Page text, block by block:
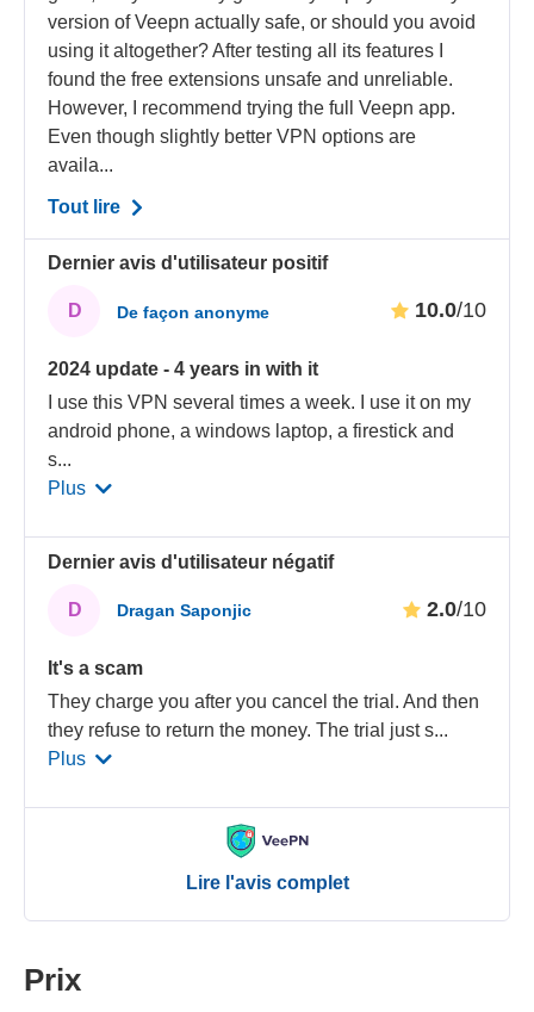
version of Veepn actually safe, or should you avoid
using it altogether? After testing all its features I
found the free extensions unsafe and unreliable.
However, I recommend trying the full Veepn app.
Even though slightly better VPN options are
availa...
Tout lire
Dernier avis d'utilisateur positif
D De façon anonyme 10.0/10
2024 update - 4 years in with it
I use this VPN several times a week. I use it on my
android phone, a windows laptop, a firestick and
s...
Plus
Dernier avis d'utilisateur négatif
D Dragan Saponjic 2.0/10
It's a scam
They charge you after you cancel the trial. And then
they refuse to return the money. The trial just s...
Plus
Lire l'avis complet
Prix